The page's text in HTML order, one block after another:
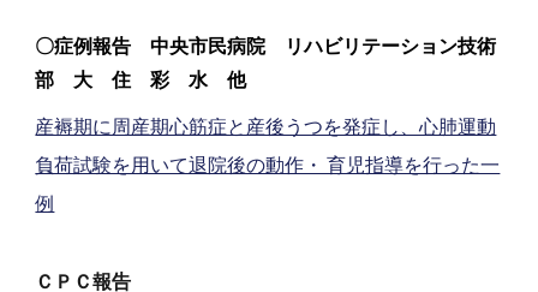
〇症例報告 中央市民病院
リハビリテーション技術
部
大 住 彩 水 他
産褥期に周産期心筋症と産後うつを発症し、心肺運動
負荷試験を用いて退院後の動作・ 育児指導を行った一
例
ＣＰＣ報告